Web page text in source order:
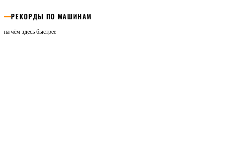
РЕКОРДЫ ПО МАШИНАМ
на чём здесь быстрее